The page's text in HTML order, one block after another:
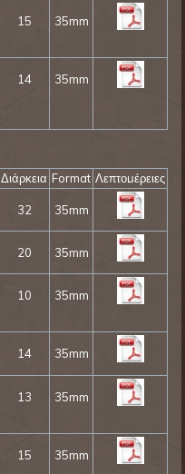
15 35mm
14 35mm
Διάρκεια Format Λεπτομέρειες
32 35mm
20 35mm
10 35mm
14 35mm
13 35mm
15 35mm